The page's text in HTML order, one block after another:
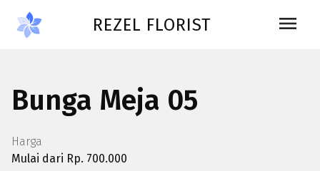
REZEL FLORIST menu
Bunga Meja 05
Harga
Mulai dari Rp. 700.000